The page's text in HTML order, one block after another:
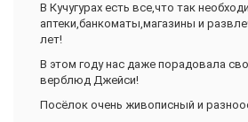
В Кучугурах есть все,что так
аптеки,банкоматы,магазины и
лет!
В этом году нас даже порадовала
верблюд Джейси!
Посёлок очень живописный и